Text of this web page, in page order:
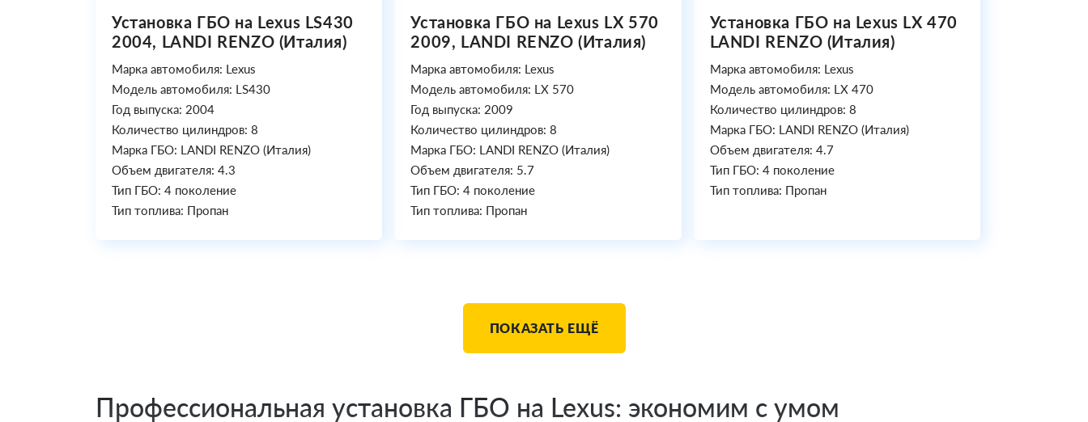
Установка ГБО на Lexus LS430
2004, LANDI RENZO (Италия)
Марка автомобиля: Lexus
Модель автомобиля: LS430
Год выпуска: 2004
Количество цилиндров: 8
Марка ГБО: LANDI RENZO (Италия)
Объем двигателя: 4.3
Тип ГБО: 4 поколение
Тип топлива: Пропан
Установка ГБО на Lexus LX 570
2009, LANDI RENZO (Италия)
Марка автомобиля: Lexus
Модель автомобиля: LX 570
Год выпуска: 2009
Количество цилиндров: 8
Марка ГБО: LANDI RENZO (Италия)
Объем двигателя: 5.7
Тип ГБО: 4 поколение
Тип топлива: Пропан
Установка ГБО на Lexus LX 470
LANDI RENZO (Италия)
Марка автомобиля: Lexus
Модель автомобиля: LX 470
Количество цилиндров: 8
Марка ГБО: LANDI RENZO (Италия)
Объем двигателя: 4.7
Тип ГБО: 4 поколение
Тип топлива: Пропан
ПОКАЗАТЬ ЕЩЁ
Профессиональная установка ГБО на Lexus: экономим с умом